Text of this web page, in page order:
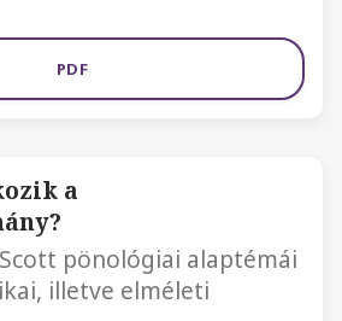
PDF
a
pönológiai alaptémái
illetve elméleti